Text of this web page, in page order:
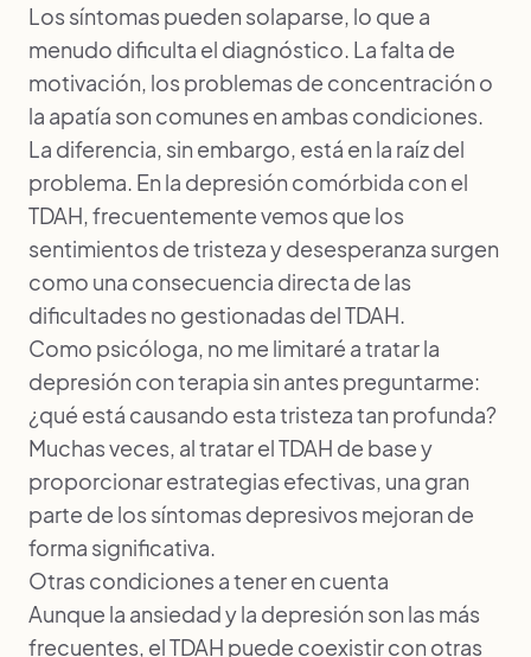
Los síntomas pueden solaparse, lo que a
menudo dificulta el diagnóstico. La falta de
motivación, los problemas de concentración o
la apatía son comunes en ambas condiciones.
La diferencia, sin embargo, está en la raíz del
problema. En la depresión comórbida con el
TDAH, frecuentemente vemos que los
sentimientos de tristeza y desesperanza surgen
como una consecuencia directa de las
dificultades no gestionadas del TDAH.
Como psicóloga, no me limitaré a tratar la
depresión con terapia sin antes preguntarme:
¿qué está causando esta tristeza tan profunda?
Muchas veces, al tratar el TDAH de base y
proporcionar estrategias efectivas, una gran
parte de los síntomas depresivos mejoran de
forma significativa.
Otras condiciones a tener en cuenta
Aunque la ansiedad y la depresión son las más
frecuentes, el TDAH puede coexistir con otras